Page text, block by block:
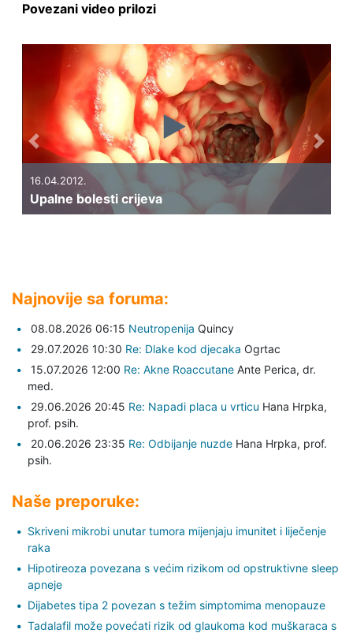
Povezani video prilozi
16.04.2012.
Upalne bolesti crijeva
Previous Next
Najnovije sa foruma:
08.08.2026 06:15 Neutropenija Quincy
29.07.2026 10:30 Re: Dlake kod djecaka Ogrtac
15.07.2026 12:00 Re: Akne Roaccutane Ante Perica, dr.
med.
29.06.2026 20:45 Re: Napadi placa u vrticu Hana Hrpka,
prof. psih.
20.06.2026 23:35 Re: Odbijanje nuzde Hana Hrpka, prof.
psih.
Naše preporuke:
Skriveni mikrobi unutar tumora mijenjaju imunitet i liječenje
raka
Hipotireoza povezana s većim rizikom od opstruktivne sleep
apneje
Dijabetes tipa 2 povezan s težim simptomima menopauze
Tadalafil može povećati rizik od glaukoma kod muškaraca s